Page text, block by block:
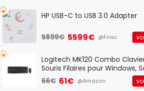
HP USB-C to USB 3.0 Adapter
5899€ 5599€ @Fnac
Logitech MK120 Combo
Souris Filaires pour Windows,
Optique Filaire, Connexion
And Play, Confortable, Taille
66€ 61€ @Amazon